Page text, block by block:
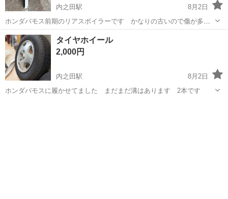
内之田駅
8月2日
ホンダバモス前期のリアスポイラーです かなりの古いので傷が多い
です
宮崎 日南市 内之田駅
タイヤホイール
2,000円
内之田駅
8月2日
ホンダバモスに履かせてました まだまだ溝はあります 2本です